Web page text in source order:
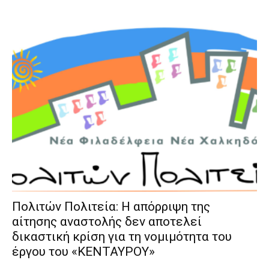
Πολιτών Πολιτεία: Η απόρριψη της
αίτησης αναστολής δεν αποτελεί
δικαστική κρίση για τη νομιμότητα του
έργου του «ΚΕΝΤΑΥΡΟΥ»